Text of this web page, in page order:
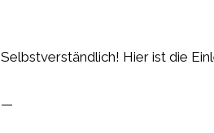
Selbstverständlich! Hier ist die
—